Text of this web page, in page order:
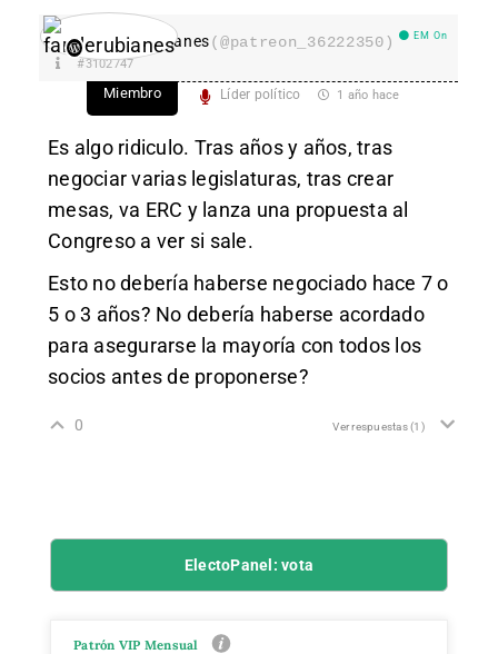
fanderubianes(@patreon_36222350) EM On
#3102747
Miembro Líder político 1 año hace
Es algo ridiculo. Tras años y años, tras
negociar varias legislaturas, tras crear
mesas, va ERC y lanza una propuesta al
Congreso a ver si sale.
Esto no debería haberse negociado hace 7 o
5 o 3 años? No debería haberse acordado
para asegurarse la mayoría con todos los
socios antes de proponerse?
0 Ver respuestas(1)
ElectoPanel: vota
Patrón VIP Mensual